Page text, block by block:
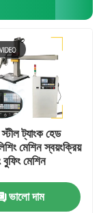
ট্যাংক হেড
মেশিন স্বয়ংক্রিয়
বুফিং মেশিন
ভালো দাম